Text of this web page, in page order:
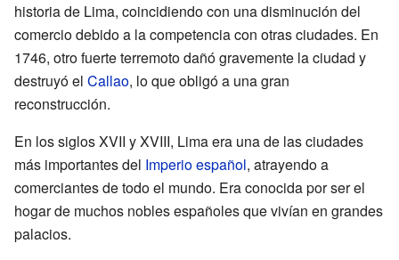
historia de Lima, coincidiendo con una disminución del
comercio debido a la competencia con otras ciudades. En
1746, otro fuerte terremoto dañó gravemente la ciudad y
destruyó el Callao, lo que obligó a una gran
reconstrucción.
En los siglos XVII y XVIII, Lima era una de las ciudades
más importantes del Imperio español, atrayendo a
comerciantes de todo el mundo. Era conocida por ser el
hogar de muchos nobles españoles que vivían en grandes
palacios.